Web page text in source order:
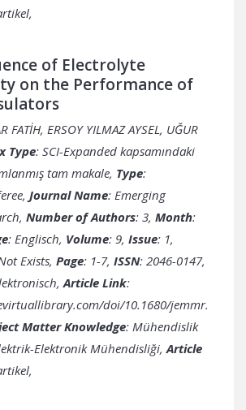
of Electrolyte
on the Performance of
FATİH, ERSOY YILMAZ AYSEL, UĞUR
Type: SCI-Expanded kapsamındaki
tam makale, Type:
Journal Name: Emerging
Number of Authors: 3, Month:
: Englisch, Volume: 9, Issue: 1,
Exists, Page: 1-7, ISSN: 2046-0147,
Article Link:
doi/10.1680/jemmr.
Matter Knowledge: Mühendislik
Elektronik Mühendisliği, Article